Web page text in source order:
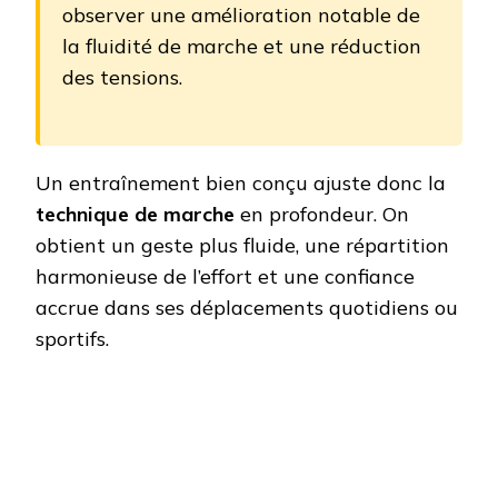
observer une amélioration notable de
la fluidité de marche et une réduction
des tensions.
Un entraînement bien conçu ajuste donc la
technique de marche en profondeur. On
obtient un geste plus fluide, une répartition
harmonieuse de l’effort et une confiance
accrue dans ses déplacements quotidiens ou
sportifs.